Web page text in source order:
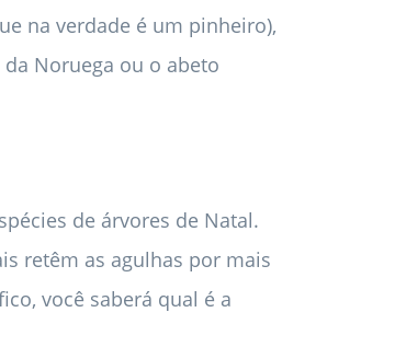
na verdade é um pinheiro),
Noruega ou o abeto
de árvores de Natal.
retêm as agulhas por mais
você saberá qual é a